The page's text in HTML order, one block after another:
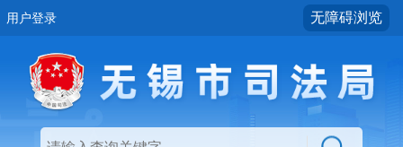
用户登录 无障碍浏览